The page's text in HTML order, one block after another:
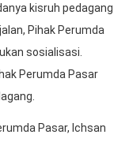
kisruh pedagang
Pihak Perumda
sosialisasi.
Perumda Pasar
Pasar, Ichsan